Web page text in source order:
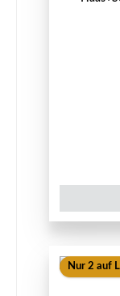
Nur 2 auf